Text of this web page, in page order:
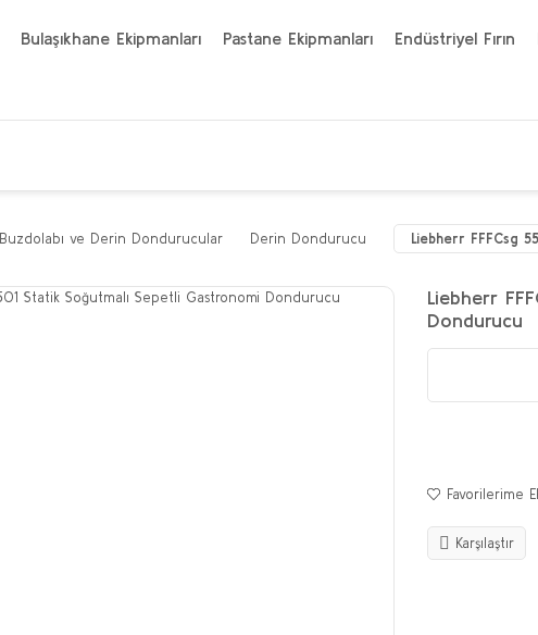
Bulaşıkhane Ekipmanları Pastane Ekipmanları Endüstriyel Fırın
Buzdolabı ve Derin Dondurucular Derin Dondurucu Liebherr FFFCsg
Liebherr
Dondurucu
Karşılaştır